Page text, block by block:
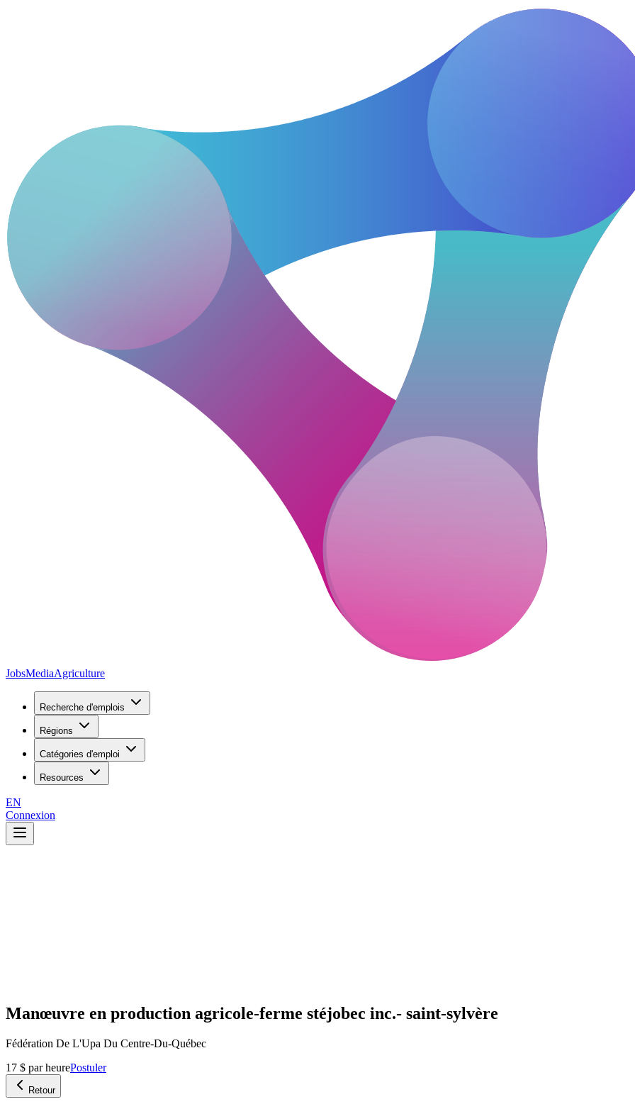
JobsMediaAgriculture
Recherche d'emplois
Régions
Catégories d'emploi
Resources
EN
Connexion
Manœuvre en production agricole-ferme stéjobec inc.- saint-sylvère
Fédération De L'Upa Du Centre-Du-Québec
17 $ par heurePostuler
Retour